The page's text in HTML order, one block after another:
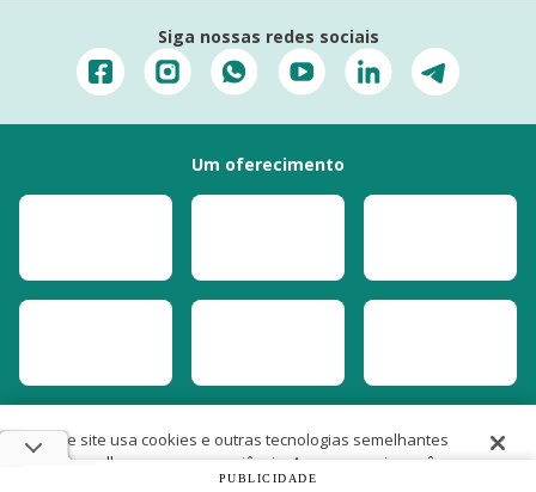
Siga nossas redes sociais
Um oferecimento
Este site usa cookies e outras tecnologias semelhantes
para melhorar a sua experiência. Ao prosseguir, você
Políticas de Cookies e de
PUBLICIDADE